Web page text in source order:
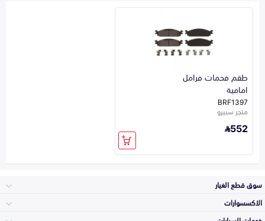
طقم فحمات فرامل
امامية
BRF1397
متجر سبيرو
552
سوق قطع الغيار
الاكسسوارات